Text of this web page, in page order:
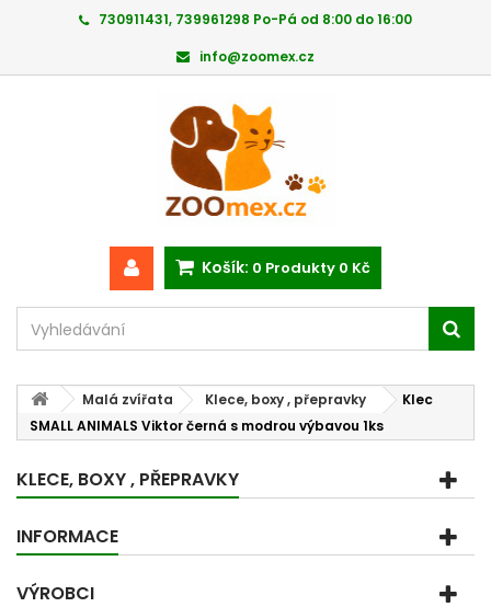
730911431, 739961298 Po-Pá od 8:00 do 16:00
info@zoomex.cz
Košík: 0 Produkty 0 Kč
Malá zvířata Klece, boxy , přepravky
Klec
SMALL ANIMALS Viktor černá s modrou výbavou 1ks
KLECE, BOXY , PŘEPRAVKY
INFORMACE
VÝROBCI